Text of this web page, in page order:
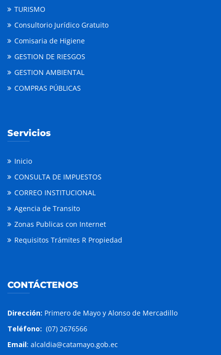
TURISMO
Consultorio Jurídico Gratuito
Comisaria de Higiene
GESTION DE RIESGOS
GESTION AMBIENTAL
COMPRAS PÚBLICAS
Servicios
Inicio
CONSULTA DE IMPUESTOS
CORREO INSTITUCIONAL
Agencia de Transito
Zonas Publicas con Internet
Requisitos Trámites R Propiedad
CONTÁCTENOS
Dirección: Primero de Mayo y Alonso de Mercadillo
Teléfono: (07) 2676566
Email: alcaldia@catamayo.gob.ec